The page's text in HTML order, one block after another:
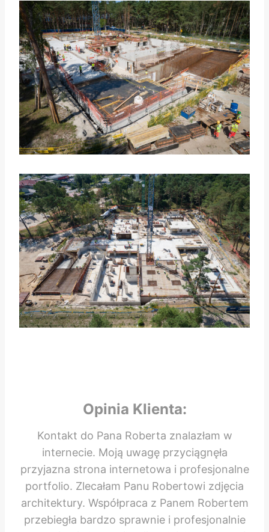
Opinia Klienta:
Kontakt do Pana Roberta znalazłam w
internecie. Moją uwagę przyciągnęła
przyjazna strona internetowa i profesjonalne
portfolio. Zlecałam Panu Robertowi zdjęcia
architektury. Współpraca z Panem Robertem
przebiegła bardzo sprawnie i profesjonalnie